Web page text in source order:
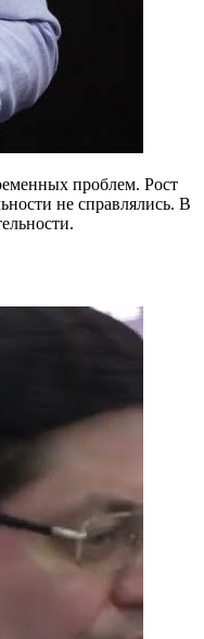
проблем. Рост
не справлялись. В